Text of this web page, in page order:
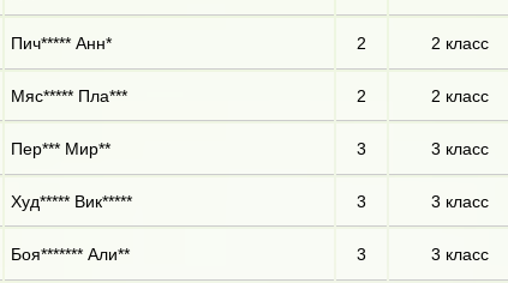
Пич***** Анн* 2 2 класс
Мяс***** Пла*** 2 2 класс
Пер*** Мир** 3 3 класс
Худ***** Вик***** 3 3 класс
Боя******* Али** 3 3 класс